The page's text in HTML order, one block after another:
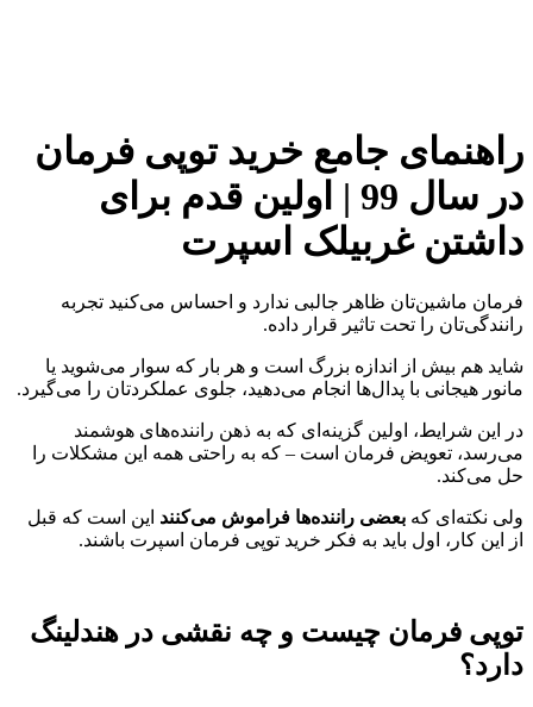
راهنمای جامع خرید توپی فرمان
در سال 99 | اولین قدم برای
داشتن غربیلک اسپرت
فرمان ماشین‌تان ظاهر جالبی ندارد و احساس می‌کنید تجربه
رانندگی‌تان را تحت تاثیر قرار داده.
شاید هم بیش از اندازه بزرگ است و هر بار که سوار می‌شوید یا
مانور هیجانی با پدال‌ها انجام می‌دهید، جلوی عملکردتان را می‌گیرد.
در این شرایط، اولین گزینه‌ای که به ذهن راننده‌های هوشمند
می‌رسد، تعویض فرمان است – که به راحتی همه این مشکلات را
حل می‌کند.
ولی نکته‌ای که بعضی راننده‌ها فراموش می‌کنند این است که قبل
از این کار، اول باید به فکر خرید توپی فرمان اسپرت باشند.
توپی فرمان چیست و چه نقشی در هندلینگ
دارد؟